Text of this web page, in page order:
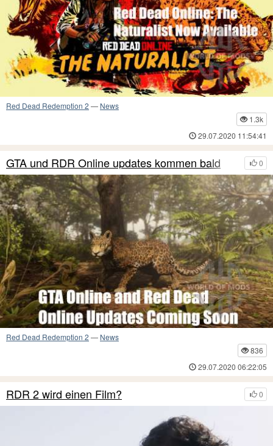
Red Dead Redemption 2 — News
1.3k
29.07.2020 11:54:41
0
GTA und RDR Online updates kommen bald
Red Dead Redemption 2 — News
836
29.07.2020 06:22:05
0
RDR 2 wird einen Film?